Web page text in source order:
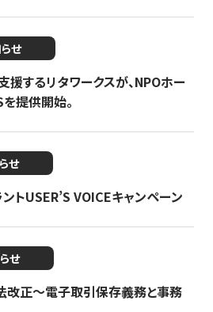
せ
援するリタワークスが、NPOホー
提供開始。
せ
ントUSER’S VOICEキャンペーン
せ
改正～電子取引保存義務と事務